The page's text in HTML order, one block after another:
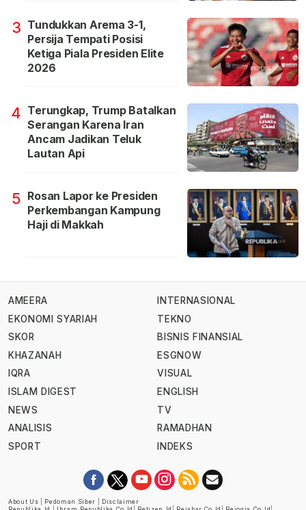
3 Tundukkan Arema 3-1,
Persija Tempati Posisi
Ketiga Piala Presiden Elite
2026
4 Terungkap, Trump Batalkan
Serangan Karena Iran
Ancam Jadikan Teluk
Lautan Api
5 Rosan Lapor ke Presiden
Perkembangan Kampung
Haji di Makkah
AMEERA
EKONOMI SYARIAH
SKOR
KHAZANAH
IQRA
ISLAM DIGEST
NEWS
ANALISIS
SPORT
INTERNASIONAL
TEKNO
BISNIS FINANSIAL
ESGNOW
VISUAL
ENGLISH
TV
RAMADHAN
INDEKS
About Us Pedoman Siber
Disclaimer